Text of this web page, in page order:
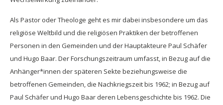
Als Pastor oder Theologe geht es mir dabei insbesondere um das
religiöse Weltbild und die religiösen Praktiken der betroffenen
Personen in den Gemeinden und der Hauptakteure Paul Schäfer
und Hugo Baar. Der Forschungszeitraum umfasst, in Bezug auf die
Anhänger*innen der späteren Sekte beziehungsweise die
betroffenen Gemeinden, die Nachkriegszeit bis 1962; in Bezug auf
Paul Schäfer und Hugo Baar deren Lebensgeschichte bis 1962. Die